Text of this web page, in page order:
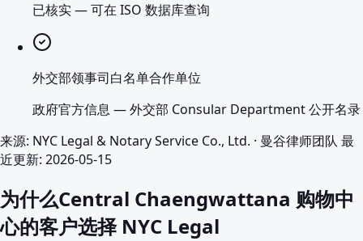
已核实—可在 ISO 数据库查询
外交部领事司白名单合作单位
政府官方信息 —外交部 Consular Department 公开名录
来源: NYC Legal & Notary Service Co., Ltd. · 曼谷律师团队 最
近更新: 2026-05-15
为什么Central Chaengwattana 购物中
心的客户选择 NYC Legal